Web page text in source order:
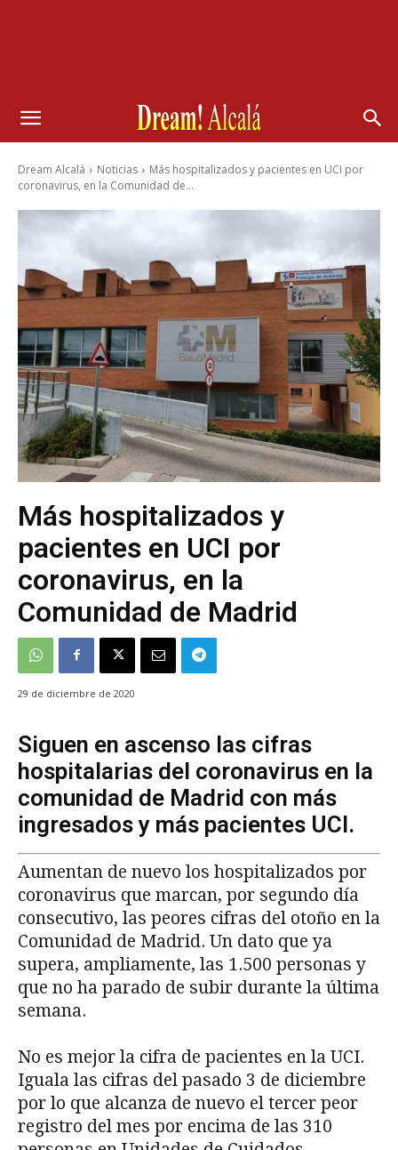
Dream Alcalá Noticias
Más hospitalizados y pacientes en UCI por
coronavirus, en la Comunidad de...
Más hospitalizados y
pacientes en UCI por
coronavirus, en la
Comunidad de Madrid
29 de diciembre de 2020
Siguen en ascenso las cifras
hospitalarias del coronavirus en la
comunidad de Madrid con más
ingresados y más pacientes UCI.
Aumentan de nuevo los hospitalizados por
coronavirus que marcan, por segundo día
consecutivo, las peores cifras del otoño en la
Comunidad de Madrid. Un dato que ya
supera, ampliamente, las 1.500 personas y
que no ha parado de subir durante la última
semana.
No es mejor la cifra de pacientes en la UCI.
Iguala las cifras del pasado 3 de diciembre
por lo que alcanza de nuevo el tercer peor
registro del mes por encima de las 310